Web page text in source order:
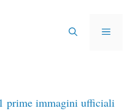
MENU
prime immagini ufficiali